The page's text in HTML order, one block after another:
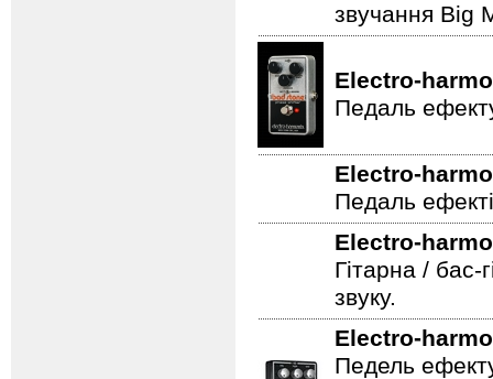
звучання Big
Electro-
Педаль
Electro-
Педаль
Electro-
Гітарна / бас-
звуку.
Electro-
Педель